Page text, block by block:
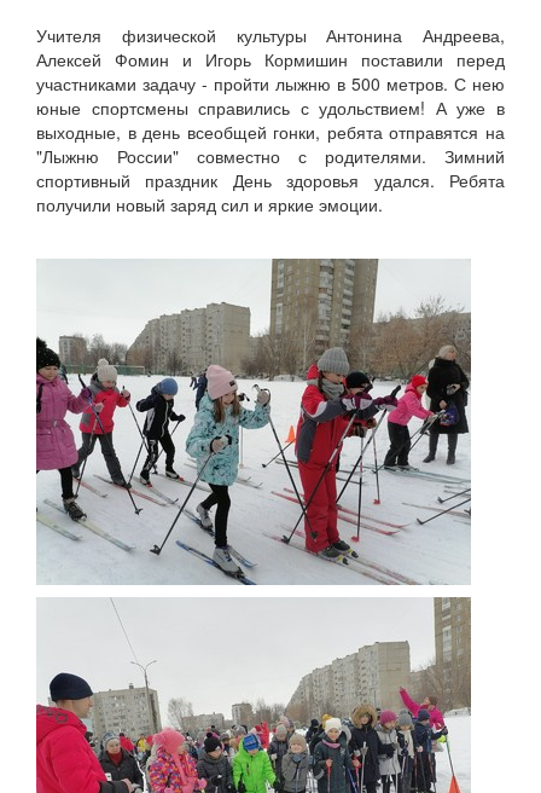
Учителя физической культуры Антонина Андреева,
Алексей Фомин и Игорь Кормишин поставили перед
участниками задачу - пройти лыжню в 500 метров. С нею
юные спортсмены справились с удольствием! А уже в
выходные, в день всеобщей гонки, ребята отправятся на
"Лыжню России" совместно с родителями. Зимний
спортивный праздник День здоровья удался. Ребята
получили новый заряд сил и яркие эмоции.